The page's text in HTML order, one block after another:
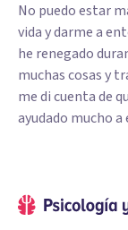
No puedo estar
vida y darme a
he renegado
muchas cosas y
me di cuenta de
ayudado mucho